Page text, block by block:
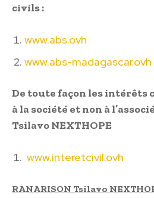
civils :
www.abs.ovh
www.abs-madagascar.ovh
De toute façon les
à la société et non à
Tsilavo NEXTHOPE
www.interetcivil.ovh
RANARISON Tsilavo